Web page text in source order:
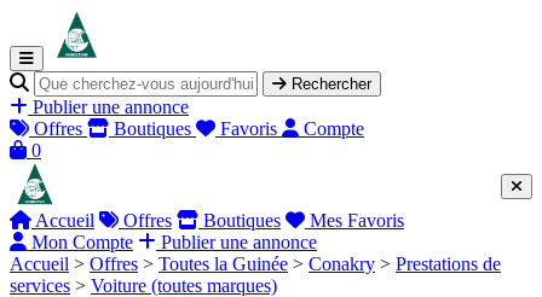
Rechercher
Publier une annonce
Offres
Boutiques Favoris
Compte
0
Accueil Offres Boutiques
Mes Favoris
Mon Compte
Publier une annonce
Accueil > Offres > Toutes la Guinée > Conakry > Prestations de
services > Voiture (toutes marques)